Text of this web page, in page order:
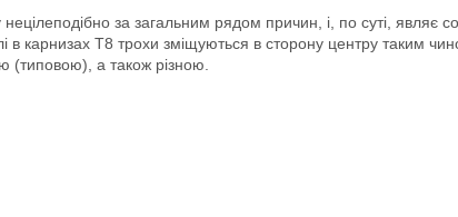
за загальним рядом причин, і, по суті, являє
в карнизах Т8 трохи зміщуються в сторону центру таким
(типовою), а також різною.